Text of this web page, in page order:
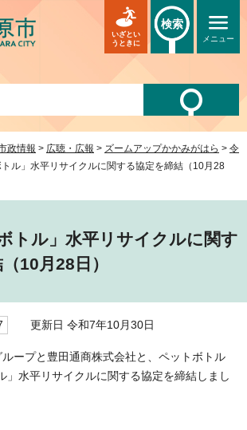
メニュー
いざとい
うときに
検索
政情報 > 広聴・広報 > ズームアップかかみがはら > 令
ル」水平リサイクルに関する協定を締結（10月28
トル」水平リサイクルに関す
10月28日）
更新日 令和7年10月30日
ープと豊田通商株式会社と、ペットボトル
」水平リサイクルに関する協定を締結しまし